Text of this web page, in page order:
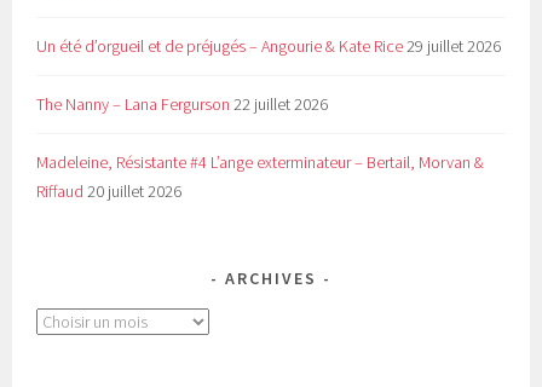
Un été d’orgueil et de préjugés – Angourie & Kate Rice29 juillet 2026
The Nanny – Lana Fergurson 22 juillet 2026
Madeleine, Résistante #4 L’ange exterminateur – Bertail, Morvan &
Riffaud 20 juillet 2026
ARCHIVES
Archives